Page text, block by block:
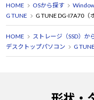
HOME OSから探す
G TUNE
G TUNE DG-I7A70（
HOME ストレージ（SSD）か
デスクトップパソコン
G TUNE